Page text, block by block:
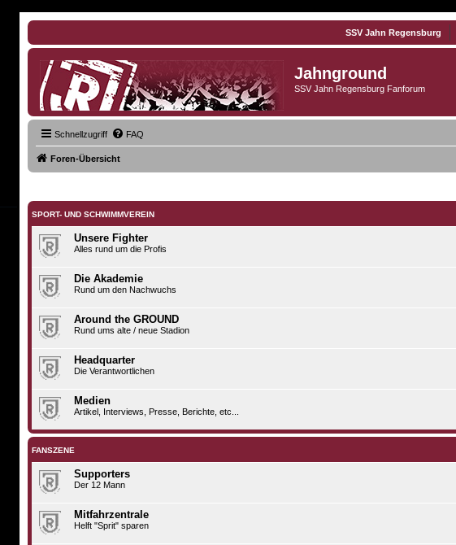
SSV Jahn Regensburg
Jahnground
SSV Jahn Regensburg Fanforum
Schnellzugriff FAQ
Foren-Übersicht
SPORT- UND SCHWIMMVEREIN
Unsere Fighter
Alles rund um die Profis
Die Akademie
Rund um den Nachwuchs
Around the GROUND
Rund ums alte / neue Stadion
Headquarter
Die Verantwortlichen
Medien
Artikel, Interviews, Presse, Berichte, etc...
FANSZENE
Supporters
Der 12 Mann
Mitfahrzentrale
Helft "Sprit" sparen